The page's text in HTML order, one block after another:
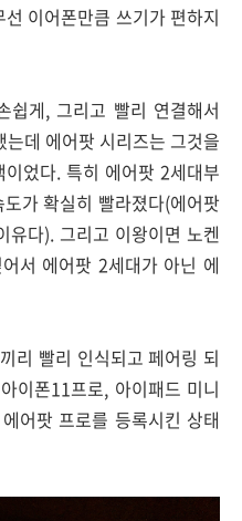
이어폰만큼 쓰기가 편하지
쉽게, 그리고 빨리 연결해서
데 에어팟 시리즈는 그것을
었다. 특히 에어팟 2세대부
가 확실히 빨라졌다(에어팟
유다). 그리고 이왕이면 노켄
서 에어팟 2세대가 아닌 에
리 빨리 인식되고 페어링 되
이폰11프로, 아이패드 미니
어팟 프로를 등록시킨 상태